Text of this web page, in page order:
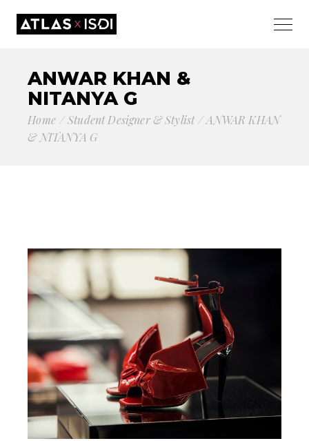
ANWAR KHAN &
NITANYA G
Home Student Designer & Stylist
ANWAR KHAN
& NITANYA G